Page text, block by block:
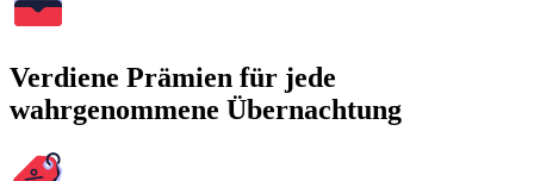
Verdiene Prämien für jede
wahrgenommene Übernachtung